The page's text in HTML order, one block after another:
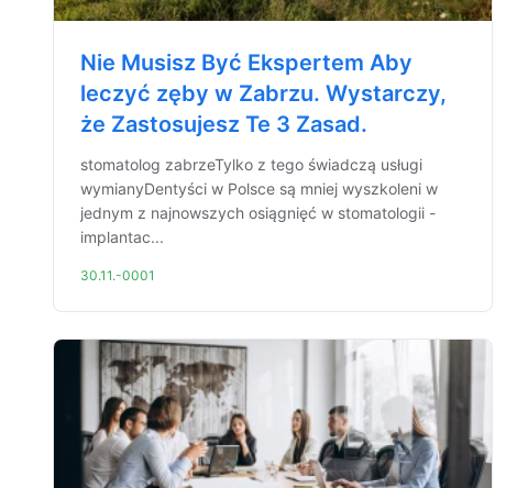
Nie Musisz Być Ekspertem Aby
leczyć zęby w Zabrzu. Wystarczy,
że Zastosujesz Te 3 Zasad.
stomatolog zabrzeTylko z tego świadczą usługi
wymianyDentyści w Polsce są mniej wyszkoleni w
jednym z najnowszych osiągnięć w stomatologii -
implantac...
30.11.-0001